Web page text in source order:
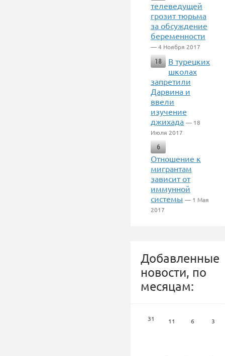
телеведущей
грозит тюрьма
за обсуждение
беременности
— 4 Ноября 2017
18
В турецких
школах
запретили
Дарвина и
ввели
изучение
джихада — 18
Июля 2017
6
Отношение к
мигрантам
зависит от
иммунной
системы — 1 Мая
2017
Добавленные
новости, по
месяцам:
31 11 6 3